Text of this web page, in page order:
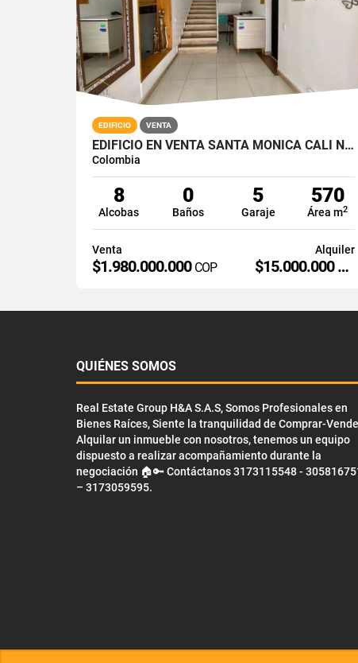
EDIFICIO VENTA
EDIFICIO EN VENTA SANTA MONICA CALI NORTE
Colombia
8
Alcobas
0
Baños
5
Garaje
570
Área m2
Venta
$1.980.000.000 COP
Alquiler
$15.000.000
COP
QUIÉNES SOMOS
Real Estate Group H&A S.A.S, Somos Profesionales en
Bienes Raíces, Siente la tranquilidad de Comprar-
Alquilar un inmueble con nosotros, tenemos un equipo
dispuesto a realizar acompañamiento durante la
negociación 🏠🔑 Contáctanos 3173115548 -
– 3173059595.